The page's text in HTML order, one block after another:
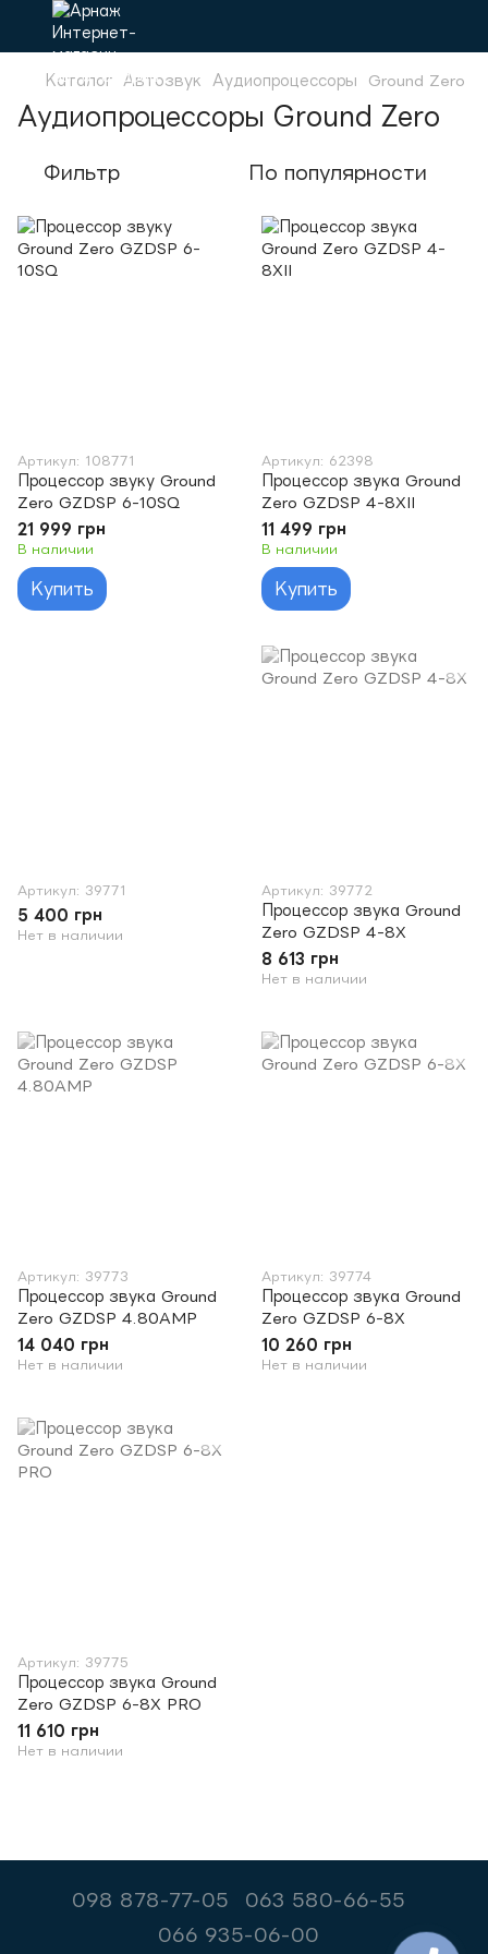
Каталог Автозвук Аудиопроцессоры Ground Zero
Аудиопроцессоры Ground Zero
Фильтр По популярности
Артикул: 108771
Процессор звуку Ground
Zero GZDSP 6-10SQ
21 999 грн
В наличии
Купить
Артикул: 62398
Процессор звука Ground
Zero GZDSP 4-8XII
11 499 грн
В наличии
Купить
Артикул: 39771
5 400 грн
Нет в наличии
Артикул: 39772
Процессор звука Ground
Zero GZDSP 4-8X
8 613 грн
Нет в наличии
Артикул: 39773
Процессор звука Ground
Zero GZDSP 4.80AMP
14 040 грн
Нет в наличии
Артикул: 39774
Процессор звука Ground
Zero GZDSP 6-8X
10 260 грн
Нет в наличии
Артикул: 39775
Процессор звука Ground
Zero GZDSP 6-8X PRO
11 610 грн
Нет в наличии
098 878-77-05
063 580-66-55
066 935-06-00